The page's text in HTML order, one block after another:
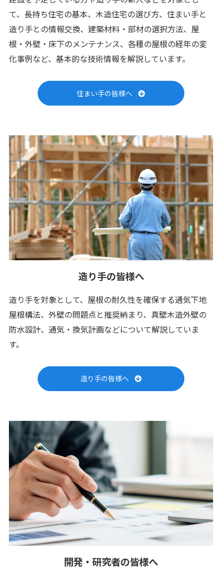
て、長持ち住宅の基本、木造住宅の選び方、住まい手と
造り手との情報交換、建築材料・部材の選択方法、屋
根・外壁・床下のメンテナンス、各種の屋根の経年の変
化事例など、基本的な技術情報を解説しています。
住まい手の皆様へ
造り手の皆様へ
造り手を対象として、屋根の耐久性を確保する通気下地
屋根構法、外壁の問題点と推奨納まり、真壁木造外壁の
防水設計、通気・換気計画などについて解説していま
す。
造り手の皆様へ
開発・研究者の皆様へ